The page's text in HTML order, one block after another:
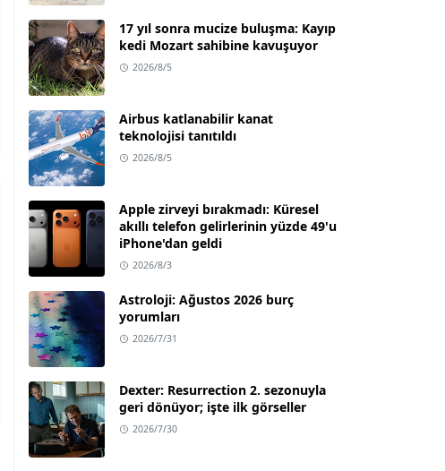
17 yıl sonra mucize buluşma: Kayıp
kedi Mozart sahibine kavuşuyor
2026/8/5
Airbus katlanabilir kanat
teknolojisi tanıtıldı
2026/8/5
Apple zirveyi bırakmadı: Küresel
akıllı telefon gelirlerinin yüzde 49'u
iPhone'dan geldi
2026/8/3
Astroloji: Ağustos 2026 burç
yorumları
2026/7/31
Dexter: Resurrection 2. sezonuyla
geri dönüyor; işte ilk görseller
2026/7/30